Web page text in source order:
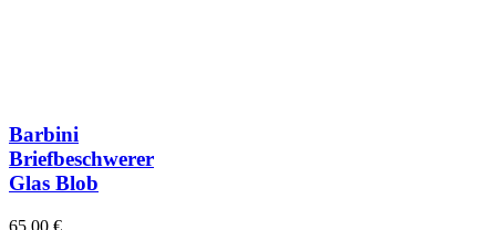
Barbini
Briefbeschwerer
Glas Blob
65,00 €